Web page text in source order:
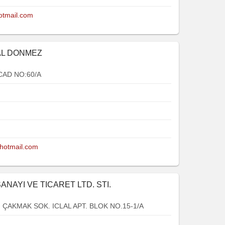
DONMEZ
NO:60/A
VE TICARET LTD. STI.
SOK. ICLAL APT. BLOK NO.15-1/A